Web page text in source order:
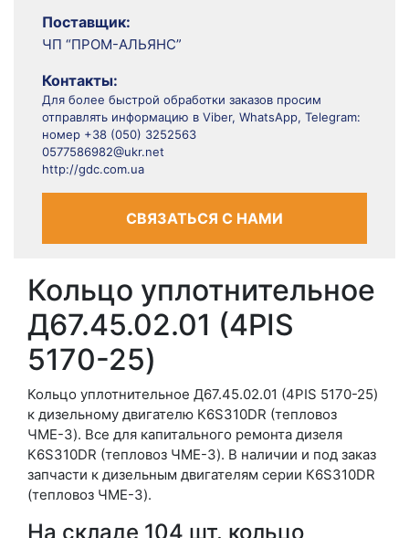
Поставщик:
ЧП “ПРОМ-АЛЬЯНС”
Контакты:
Для более быстрой обработки заказов просим
отправлять информацию в Viber, WhatsApp, Telegram:
номер +38 (050) 3252563
0577586982@ukr.net
http://gdc.com.ua
СВЯЗАТЬСЯ С НАМИ
Кольцо уплотнительное
Д67.45.02.01 (4PIS
5170-25)
Кольцо уплотнительное Д67.45.02.01 (4PIS 5170-25)
к дизельному двигателю К6S310DR (тепловоз
ЧМЕ-3). Все для капитального ремонта дизеля
К6S310DR (тепловоз ЧМЕ-3). В наличии и под заказ
запчасти к дизельным двигателям серии К6S310DR
(тепловоз ЧМЕ-3).
На складе 104 шт. кольцо